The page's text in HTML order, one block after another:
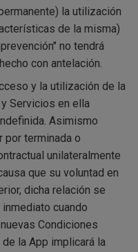
la utilización
de la misma)
no tendrá
con antelación.
y la utilización de la
Servicios en ella
Asimismo
por terminada o
unilateralmente
que su voluntad en
dicha relación se
cuando
Condiciones
la App implicará la